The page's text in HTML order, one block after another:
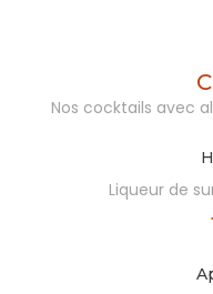
Nos cocktails avec
Liqueur de